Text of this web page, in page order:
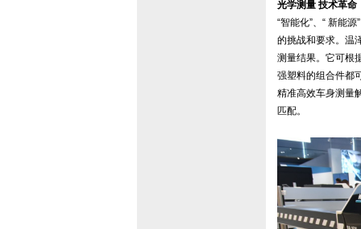
光学测量 技术革命
“智能化”、“ 新能
的挑战和要求。温
测量结果。它可根
强塑料的组合件都
精准高效车身测量
匹配。